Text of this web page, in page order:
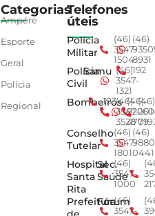
Categorias
Ampére
Esporte
Geral
Polícia
Regional
Telefones
úteis
Polícia
Militar
(46)
3547-
1504
(46)
8931
Polícia
Civil
Samu (46)
3547-
1321
192
Bombeiros
193(46)
3547-
3528
(46)
4779
(46)
Conselho
Tutelar
(46)
3547-
1801
(46)
0441
Hospital
Santa
Rita
Sec.
Saúde
(46)
3547-
1000
Prefeitura
Fórum
(46)
3547-